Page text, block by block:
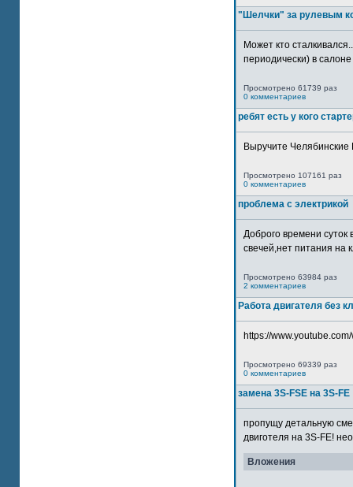
"Шелчки" за рулевым
Может кто
периодически) в
Просмотрено 61739 раз
0 комментариев
ребят есть у кого
Выручите
Просмотрено 107161 раз
0 комментариев
проблема с электрикой
Доброго времени суток
свечей,нет питания на
Просмотрено 63984 раз
2 комментариев
Работа двигателя без
https://
Просмотрено 69339 раз
0 комментариев
замена 3S-FSE на 3S-FE
пропущу детальную
двиготеля на 3S-FE!
Вложения